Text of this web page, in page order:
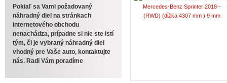
Pokiaľ sa Vami požadovaný
náhradný diel na stránkach
internetového obchodu
nenachádza, prípadne si nie ste istí
tým, či je vybraný náhradný diel
vhodný pre Vaše auto, kontaktujte
nás. Radi Vám poradíme